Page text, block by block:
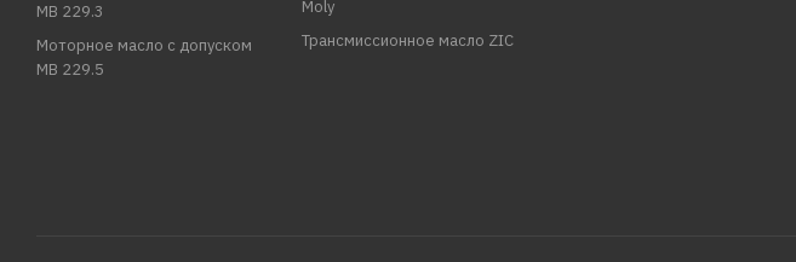
MB 229.3
Моторное масло с допуском
MB 229.5
Moly
Трансмиссионное масло ZIC